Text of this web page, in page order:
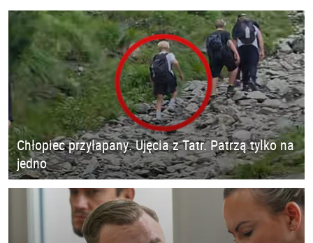
Chłopiec przyłapany. Ujęcia z Tatr. Patrzą tylko na
jedno